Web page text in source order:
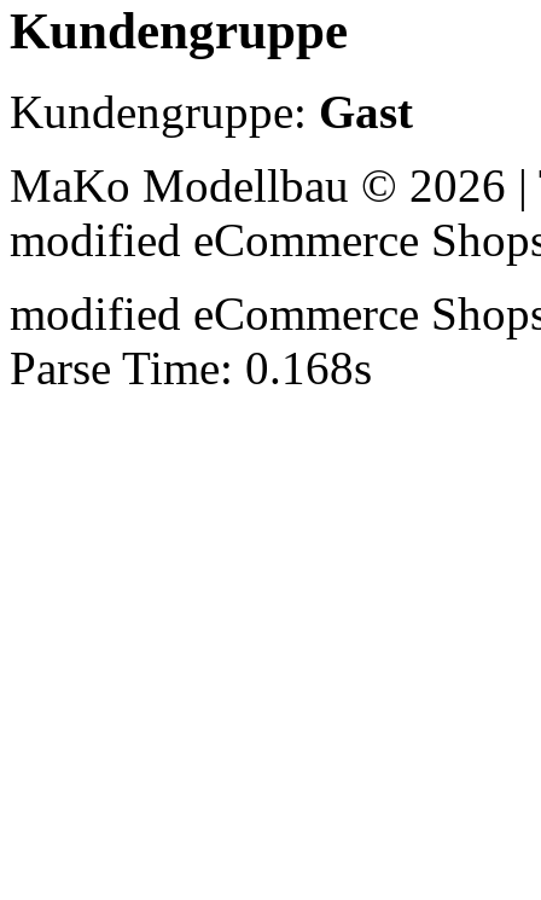
Kundengruppe
Kundengruppe: Gast
MaKo Modellbau © 2026
modified eCommerce
modified eCommerce
Parse Time: 0.168s